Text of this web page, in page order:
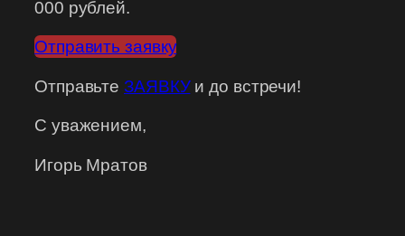
000 рублей.
Отправить заявку
Отправьте ЗАЯВКУи до встречи!
С уважением,
Игорь Мратов